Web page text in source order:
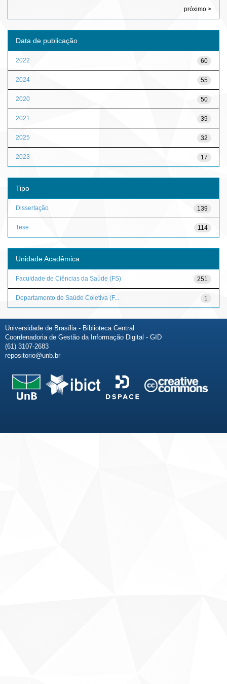
próximo >
Data de publicação
60
2022
55
2024
50
2020
39
2021
32
2025
17
2023
Tipo
139
Dissertação
114
Tese
Unidade Acadêmica
251
Faculdade de Ciências da Saúde (FS)
1
Departamento de Saúde Coletiva (F...
Universidade de Brasília - Biblioteca Central
Coordenadoria de Gestão da Informação Digital - GID
(61) 3107-2683
repositorio@unb.br